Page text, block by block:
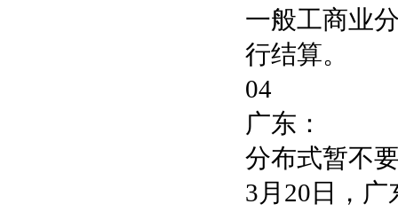
一般工商业
行结算。
04
广东：
分布式暂不
3月20日，